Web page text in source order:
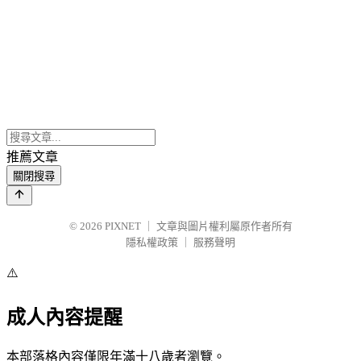
推薦文章
關閉搜尋
© 2026 PIXNET
文章與圖片權利屬原作者所有
隱私權政策
服務聲明
⚠️
成人內容提醒
本部落格內容僅限年滿十八歲者瀏覽。